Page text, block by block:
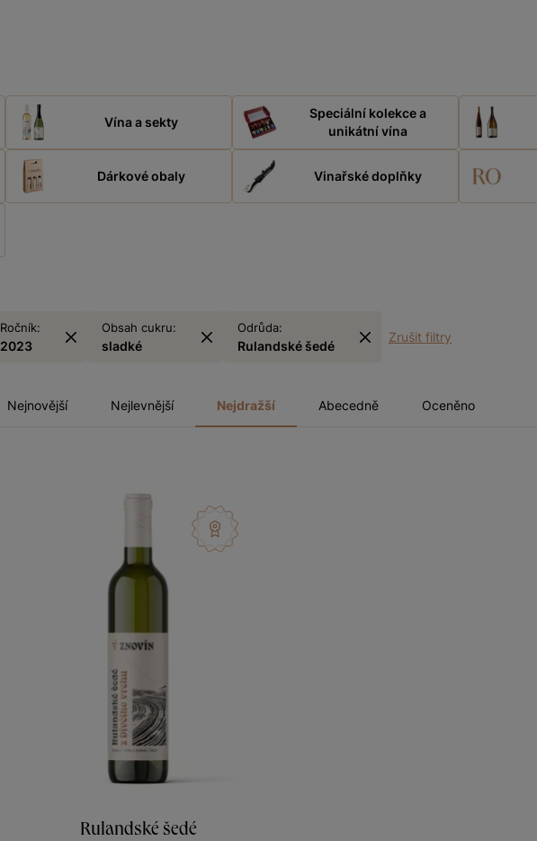
Vína a sekty
Speciální kolekce a
unikátní vína
Dárkové obaly Vinařské doplňky
Ročník:
2023
Obsah cukru:
sladké
Odrůda:
Rulandské šedé
Zrušit filtry
Nejnovější Nejlevnější Nejdražší Abecedně Oceněno
Rulandské šedé